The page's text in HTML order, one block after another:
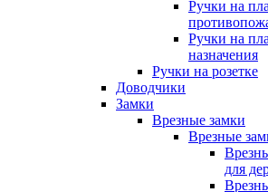
Ручки на
Ручки на
назначения
Ручки на розетке
Доводчики
Замки
Врезные замки
Врезные
для